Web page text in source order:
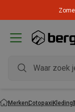
MerkenCotopaxiKleding